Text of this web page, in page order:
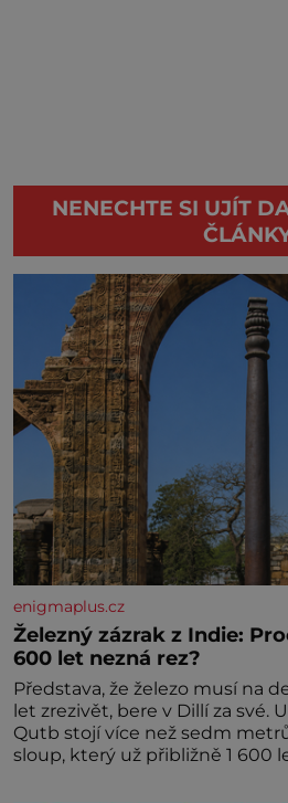
NENECHTE SI UJÍT
enigmaplus.cz
Železný zázrak z Indie:
600 let nezná rez?
Představa, že železo musí na
let zrezivět, bere v Dillí za své.
Qutb stojí více než sedm
sloup, který už přibližně 1 600